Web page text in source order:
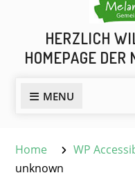
HERZLICH
HOMEPAGE DER
MENU
Home
WP
unknown